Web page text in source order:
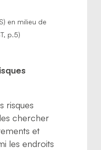
en milieu de
p.5)
risques
chercher
et
les endroits